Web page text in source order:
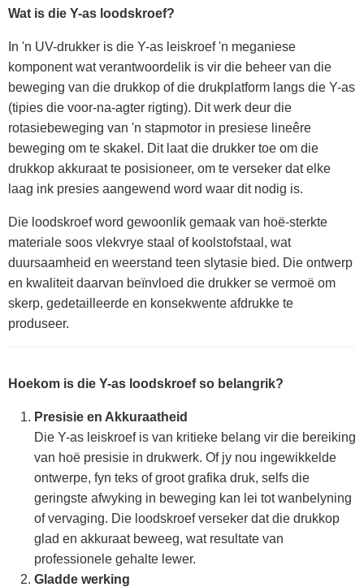
Wat is die Y-as loodskroef?
In 'n UV-drukker is die Y-as leiskroef 'n meganiese
komponent wat verantwoordelik is vir die beheer van die
beweging van die drukkop of die drukplatform langs die Y-as
(tipies die voor-na-agter rigting). Dit werk deur die
rotasiebeweging van 'n stapmotor in presiese lineêre
beweging om te skakel. Dit laat die drukker toe om die
drukkop akkuraat te posisioneer, om te verseker dat elke
laag ink presies aangewend word waar dit nodig is.
Die loodskroef word gewoonlik gemaak van hoë-sterkte
materiale soos vlekvrye staal of koolstofstaal, wat
duursaamheid en weerstand teen slytasie bied. Die ontwerp
en kwaliteit daarvan beïnvloed die drukker se vermoë om
skerp, gedetailleerde en konsekwente afdrukke te
produseer.
Hoekom is die Y-as loodskroef so belangrik?
Presisie en Akkuraatheid
Die Y-as leiskroef is van kritieke belang vir die bereiking
van hoë presisie in drukwerk. Of jy nou ingewikkelde
ontwerpe, fyn teks of groot grafika druk, selfs die
geringste afwyking in beweging kan lei tot wanbelyning
of vervaging. Die loodskroef verseker dat die drukkop
glad en akkuraat beweeg, wat resultate van
professionele gehalte lewer.
Gladde werking